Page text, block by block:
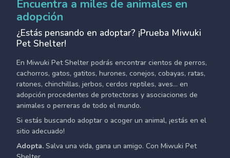
Encuentra a miles de animales en
adopción
¿Estás pensando en adoptar? ¡Prueba Miwuki
Pet Shelter!
En Miwuki Pet Shelter podrás encontrar cientos de perros,
cachorros, gatos, gatitos, hurones, conejos, cobayas, ratas,
ratones, chinchillas, jerbos, cerdos reptiles, aves... en
adopción procedentes de protectoras y asociaciones de
animales o perreras de todo el mundo.
Si estás buscando adoptar o acoger un animal, ¡estás en el
sitio adecuado!
Adopta. Salva una vida, gana un amigo. Con Miwuki Pet